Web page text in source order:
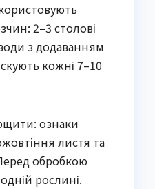
2–3 столові
з додаванням
кожні 7–10
ознаки
листя та
обробкою
рослині.